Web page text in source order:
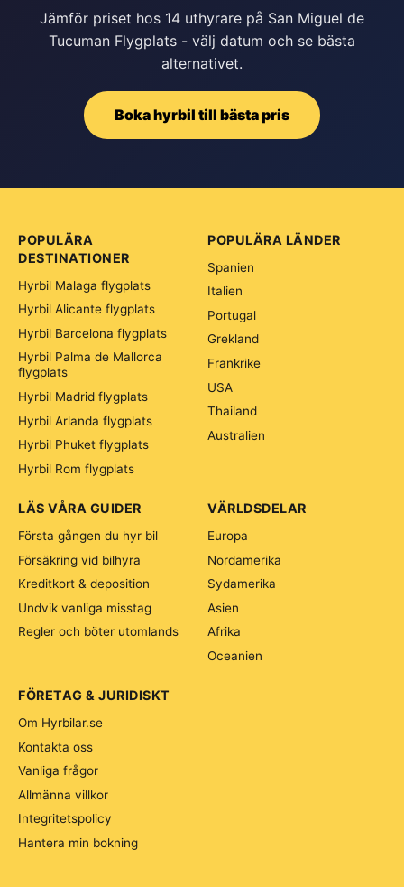
Jämför priset hos 14 uthyrare på San Miguel de
Tucuman Flygplats - välj datum och se bästa
alternativet.
Boka hyrbil till bästa pris
POPULÄRA
DESTINATIONER
Hyrbil Malaga flygplats
Hyrbil Alicante flygplats
Hyrbil Barcelona flygplats
Hyrbil Palma de Mallorca
flygplats
Hyrbil Madrid flygplats
Hyrbil Arlanda flygplats
Hyrbil Phuket flygplats
Hyrbil Rom flygplats
POPULÄRA LÄNDER
Spanien
Italien
Portugal
Grekland
Frankrike
USA
Thailand
Australien
VÄRLDSDELAR
Europa
Nordamerika
Sydamerika
Asien
Afrika
Oceanien
LÄS VÅRA GUIDER
Första gången du hyr bil
Försäkring vid bilhyra
Kreditkort & deposition
Undvik vanliga misstag
Regler och böter utomlands
FÖRETAG & JURIDISKT
Om Hyrbilar.se
Kontakta oss
Vanliga frågor
Allmänna villkor
Integritetspolicy
Hantera min bokning